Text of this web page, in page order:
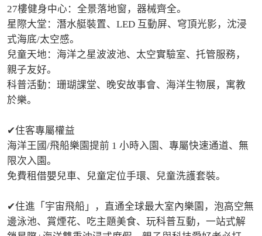
27樓健身中心：全景落地窗，器械齊全。
星際大堂：潛水艇裝置、LED 互動屏、穹頂光影，沈浸
式海底/太空感。
兒童天地：海洋之星波波池、太空實驗室、托管服務，
親子友好。
科普活動：珊瑚課堂、晚安故事會、海洋生物展，寓教
於樂。
✔住客專屬權益
海洋王國/飛船樂園提前 1 小時入園、專屬快速通道、無
限次入園。
免費租借嬰兒車、兒童定位手環、兒童洗護套裝。
✔住進「宇宙飛船」，直通全球最大室內樂園，泡高空無
邊泳池、賞煙花、吃主題美食、玩科普互動，一站式解